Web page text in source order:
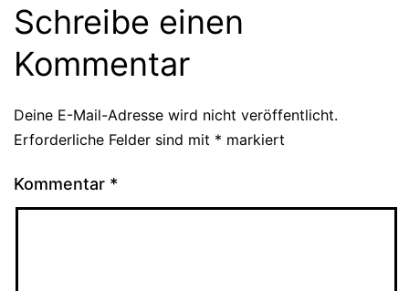
Schreibe einen
Kommentar
Deine E-Mail-Adresse wird nicht veröffentlicht.
Erforderliche Felder sind mit * markiert
Kommentar *